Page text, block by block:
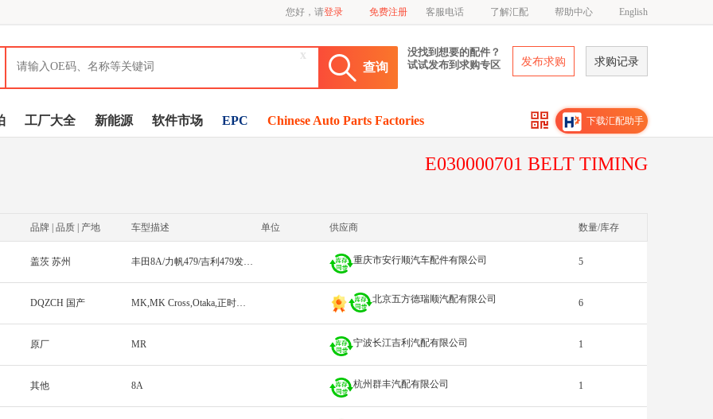
您好，请登录 免费注册 客服电话 了解汇配 帮助中心 English
查询
x
没找到想要的配件？
试试发布到求购专区
发布求购 求购记录
工厂大全 新能源 软件市场 EPC Chinese Auto Parts Factories 下载汇配助手
E030000701 BELT TIMING
品牌 | 品质 | 产地 车型描述 单位 供应商 数量/库存
盖茨 苏州 丰田8A/力帆479/吉利479发动机/BJ415 重庆市安行顺汽车配件有限公司 5
DQZCH 国产 MK,MK Cross,Otaka,正时皮带(MR479Q、MR479QA、MR481QA) 北京五方德瑞顺汽配有限公司 6
原厂 MR 宁波长江吉利汽配有限公司 1
其他 8A 杭州群丰汽配有限公司 1